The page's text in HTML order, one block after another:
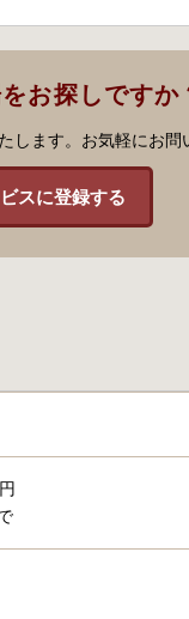
お探しですか
します。お気軽にお問
スに登録する